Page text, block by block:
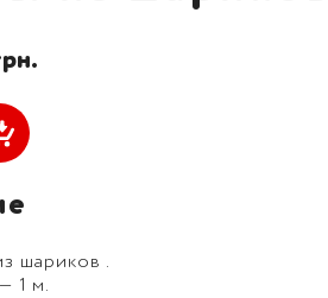
шариков .
1 м.